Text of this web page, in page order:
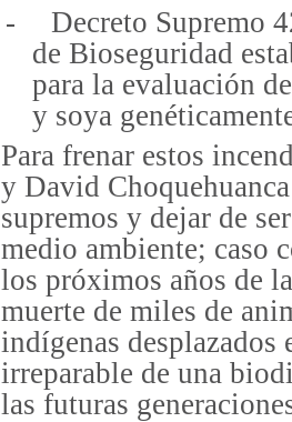
-
Decreto Supremo
de Bioseguridad
para la evaluación
y soya
Para frenar estos
y David
supremos y dejar de
medio ambiente; caso
los próximos años de
muerte de miles de
indígenas
irreparable de una
las futuras